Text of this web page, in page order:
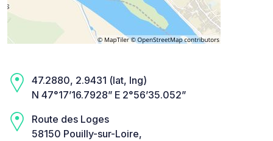
47.2880, 2.9431 (lat, lng)
N 47°17’16.7928” E 2°56’35.052”
Route des Loges
58150 Pouilly-sur-Loire,